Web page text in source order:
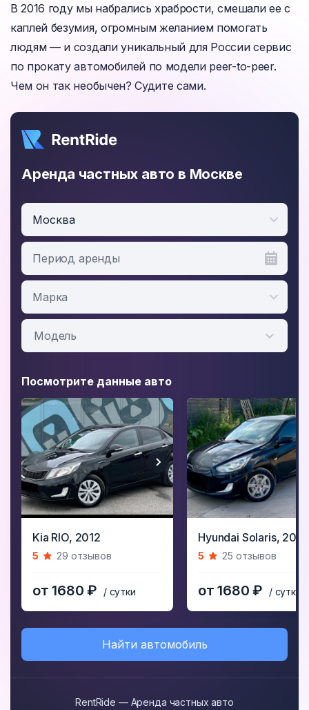
В 2016 году мы набрались храбрости, смешали ее с
каплей безумия, огромным желанием помогать
людям — и создали уникальный для России сервис
по прокату автомобилей по модели peer-to-peer.
Чем он так необычен? Судите сами.
Аренда частных авто в Москве
Москва
Период аренды
Посмотрите данные авто
Kia RIO, 2012
5 29 отзывов
от 1680 ₽ / сутки
Hyundai Solaris, 2011
5 25 отзывов
от 1680 ₽ / сутки
Найти автомобиль
RentRide — Аренда частных авто